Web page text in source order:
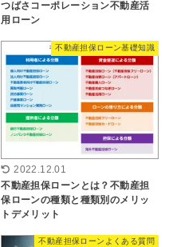
つばさコーポレーション不動産活
用ローン
不動産担保ローン基礎知識
2022.12.01
不動産担保ローンとは？不動産担
保ローンの種類と種類別のメリッ
トデメリット
不動産担保ローンよくある質問